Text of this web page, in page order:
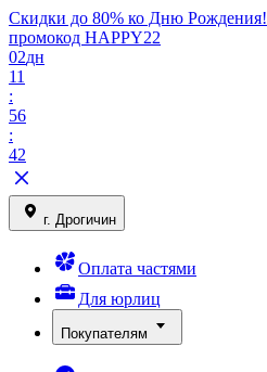
Скидки до 80% ко Дню Рождения!
промокод HAPPY22
02дн
11
:
56
:
42
г. Дрогичин
Оплата частями
Для юрлиц
Покупателям